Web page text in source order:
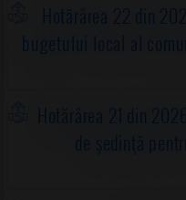
Hotărârea 22 din
bugetului local al
Hotărârea 21 din
de şedinţă